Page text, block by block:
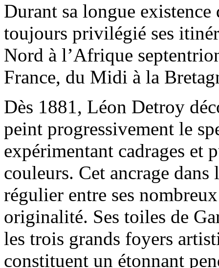
Durant sa longue
toujours privilégié ses
Nord à l’Afrique
France, du Midi à la
Dès 1881, Léon Detroy
peint progressivement le
expérimentant cadrages et
couleurs. Cet ancrage
régulier entre ses
originalité. Ses toiles de
les trois grands foyers
constituent un étonnant